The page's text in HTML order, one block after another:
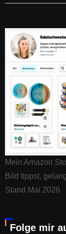
Mein Amazon
Bild tippst,
Stand Mai 2026
Folge mir